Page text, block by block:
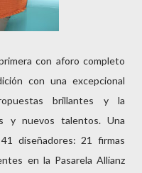
con aforo completo
con una excepcional
brillantes y la
y nuevos talentos. Una
diseñadores: 21 firmas
en la Pasarela Allianz